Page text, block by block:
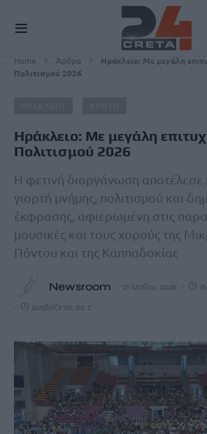
Home Άρθρα
Ηράκλειο: Με μεγάλη
Πολιτισμού 2026
Ηράκλειο: Με μεγάλη
Πολιτισμού 2026
Η φετινή διοργάνωση αποτέλεσε
γιορτή μνήμης, πολιτισμού και
έκφρασης, αφιερωμένη στις
μουσικές και τους χορούς της
Πόντου και της Καππαδοκίας
Newsroom 21 Μαΐου, 2026
Διαβάζεται σε 2'